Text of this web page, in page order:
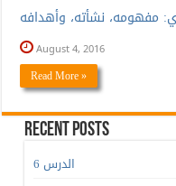
August 4, 2016
Read More »
Recent Posts
الدرس 6